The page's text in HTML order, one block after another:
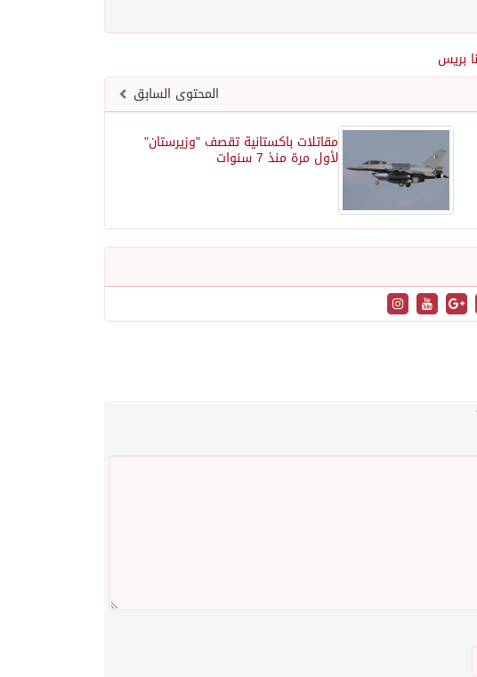
المحتوى السابق
مقاتلات باكستانية تقصف "وزيرستان"
لأول مرة منذ 7 سنوات